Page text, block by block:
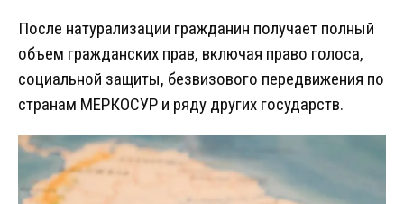
После натурализации гражданин получает полный
объем гражданских прав, включая право голоса,
социальной защиты, безвизового передвижения по
странам МЕРКОСУР и ряду других государств.